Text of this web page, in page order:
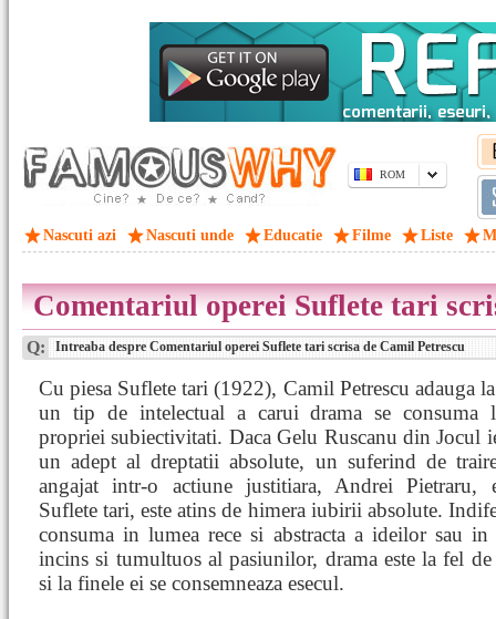
ROM
Nascuti azi Nascuti unde Educatie Filme Liste
Comentariul operei Suflete tari
Q: Intreaba despre Comentariul operei Suflete tari scrisa de Camil Petrescu
Cu piesa Suflete tari (1922), Camil Petrescu adauga la
un tip de intelectual a carui drama se consuma
propriei subiectivitati. Daca Gelu Ruscanu din Jocul
un adept al dreptatii absolute, un suferind de
angajat intr-o actiune justitiara, Andrei Pietraru,
Suflete tari, este atins de himera iubirii absolute.
consuma in lumea rece si abstracta a ideilor sau in
incins si tumultuos al pasiunilor, drama este la fel
si la finele ei se consemneaza esecul.